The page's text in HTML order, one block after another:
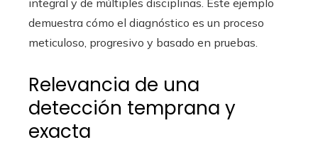
integral y de múltiples disciplinas. Este ejemplo
demuestra cómo el diagnóstico es un proceso
meticuloso, progresivo y basado en pruebas.
Relevancia de una
detección temprana y
exacta